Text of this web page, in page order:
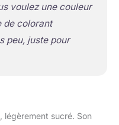
voulez une couleur
de colorant
peu, juste pour
légèrement sucré. Son